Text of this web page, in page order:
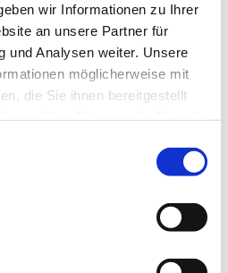
wir Informationen zu Ihrer
an unsere Partner für
und Analysen weiter. Unsere
möglicherweise mit
die Sie ihnen bereitgestellt